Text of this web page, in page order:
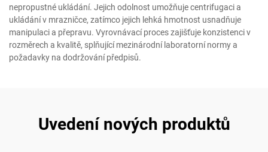
nepropustné ukládání. Jejich odolnost umožňuje centrifugaci a
ukládání v mrazničce, zatímco jejich lehká hmotnost usnadňuje
manipulaci a přepravu. Vyrovnávací proces zajišťuje konzistenci v
rozměrech a kvalitě, splňující mezinárodní laboratorní normy a
požadavky na dodržování předpisů.
Uvedení nových produktů